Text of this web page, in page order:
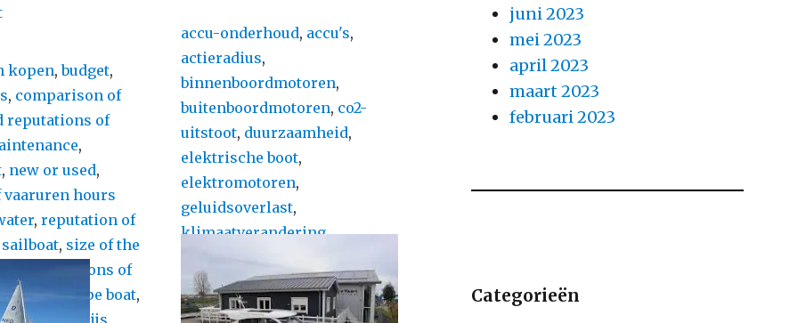
Tags
accu-onderhoud, accu's,
actieradius,
binnenboordmotoren,
buitenboordmotoren, co2-
uitstoot, duurzaamheid,
elektrische boot,
elektromotoren,
geluidsoverlast,
klimaatverandering,
krachtige motor
onderhoudskosten,
vaaromstandigheden,
kopen,budget,
, comparison of
reputations of
,
, new or used,
vaaruren hours
, reputation of
sailboat, size of the
specifications of
speedboat ,type boat,
juni 2023
mei 2023
april 2023
maart 2023
februari 2023
Categorieën